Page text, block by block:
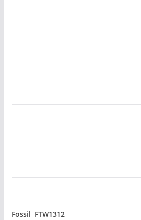
Fossil FTW1312